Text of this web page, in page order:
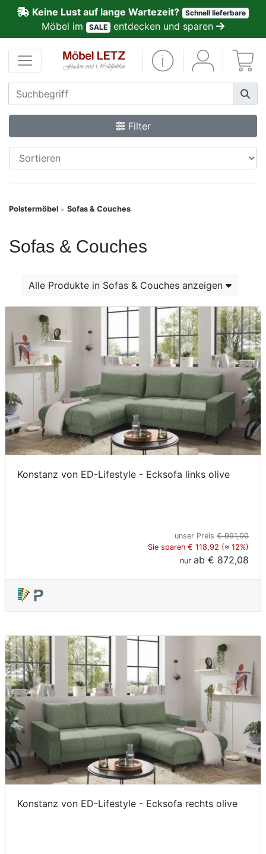
Keine Lust auf lange Wartezeit? Schnell lieferbare
Möbel im SALE entdecken und sparen
Filter
Polstermöbel > Sofas & Couches
Sofas & Couches
Alle Produkte in Sofas & Couches anzeigen
Konstanz von ED-Lifestyle - Ecksofa links olive
unser Preis € 991,00
Sie sparen € 118,92 (≈ 12%)
nur ab € 872,08
Konstanz von ED-Lifestyle - Ecksofa rechts olive
Kundenmeinungen
Anmelden
PREMIUM
Schnell
lieferbar
SALE
Möbel-
Finanzierung
Markenwelt
Letz-
Deals